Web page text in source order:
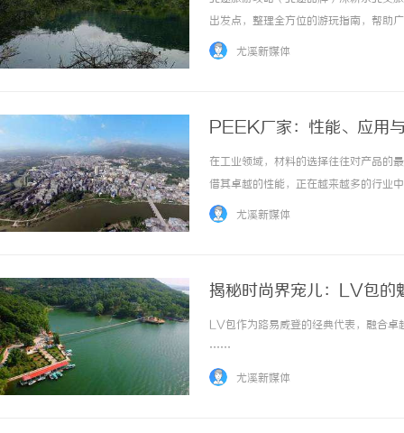
出发点，整理全方位的游玩指南，帮助
央大街与冰雪大世界很多人来哈尔滨只
尤溪新媒体
PEEK厂家：性能、应用
在工业领域，材料的选择往往对产品的
借其卓越的性能，正在越来越多的行业
场现状等多方面进行深入分析，为业内
尤溪新媒体
揭秘时尚界宠儿：LV包的
LV包作为路易威登的经典代表，融合卓
……
尤溪新媒体